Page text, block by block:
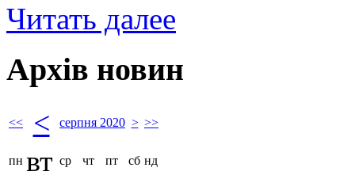
Читать далее
Архів новин
<< < серпня 2020 > >>
пн вт ср чт пт сб нд